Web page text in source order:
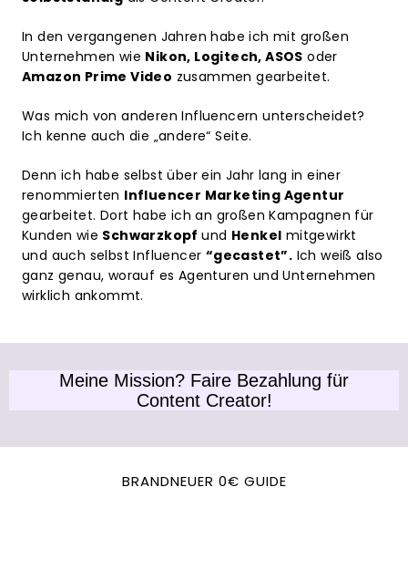
In den vergangenen Jahren habe ich mit großen
Unternehmen wie Nikon, Logitech, ASOS oder
Amazon Prime Video zusammen gearbeitet.
Was mich von anderen Influencern unterscheidet?
Ich kenne auch die „andere“ Seite.
Denn ich habe selbst über ein Jahr lang in einer
renommierten Influencer Marketing Agentur
gearbeitet. Dort habe ich an großen Kampagnen für
Kunden wie Schwarzkopfund Henkel mitgewirkt
und auch selbst Influencer “gecastet”. Ich weiß also
ganz genau, worauf es Agenturen und Unternehmen
wirklich ankommt.
Meine Mission? Faire Bezahlung für
Content Creator!
BRANDNEUER 0€ GUIDE